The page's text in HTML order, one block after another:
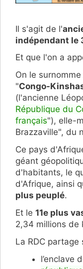
Il s'agit de l'
indépendant le
Et que l'on a
On le surnomme
"Congo-
(l'ancienne
République du
français"), elle-
Brazzaville", du
Ce pays
géant
d'habitants, le
d'Afrique, ainsi
plus peuplé.
Et le 11e plus
2,34 millions de
La RDC
l’enclave